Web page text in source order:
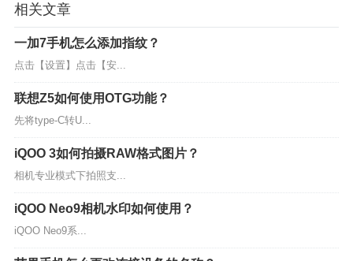
相关文章
一加7手机怎么添加指纹？
点击【设置】点击【安...
联想Z5如何使用OTG功能？
先将type-C转U...
iQOO 3如何拍摄RAW格式图片？
相机专业模式下拍照支...
iQOO Neo9相机水印如何使用？
iQOO Neo9系...